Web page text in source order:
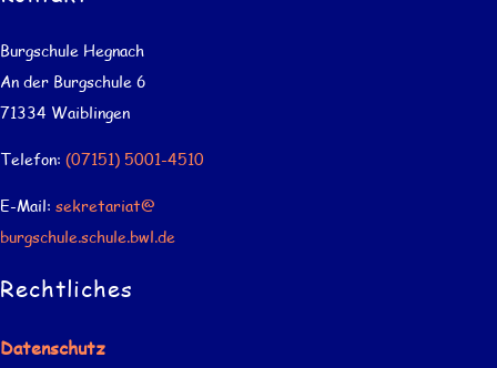
Burgschule Hegnach
An der Burgschule 6
71334 Waiblingen
Telefon: (07151) 5001-4510
E-Mail: sekretariat@
burgschule.schule.bwl.de
Rechtliches
Datenschutz